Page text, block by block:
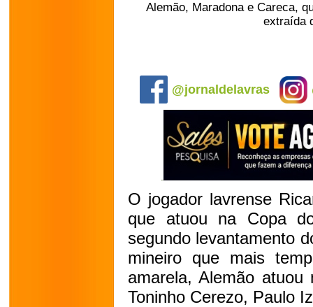
Alemão, Maradona e Careca,
extraída
@jornaldelavras
O jogador lavrense
que atuou na Copa
segundo levantamento
mineiro que mais
amarela, Alemão
Toninho Cerezo, Paulo